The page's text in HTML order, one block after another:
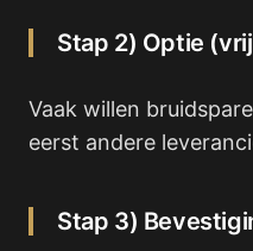
Stap 2) Optie
Vaak willen
eerst andere
Stap 3)